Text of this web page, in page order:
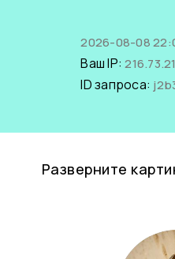
2026-08-08
Ваш IP:
ID запроса:
Разверните